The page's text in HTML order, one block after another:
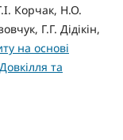
Корчак, Н.О.
Г.Г. Дідікін,
на основі
Довкілля та